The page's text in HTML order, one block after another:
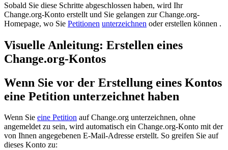
Sobald Sie diese Schritte abgeschlossen haben, wird Ihr
Change.org-Konto erstellt und Sie gelangen zur Change.org-
Homepage, wo Sie Petitionen unterzeichnen oder erstellen können .
Visuelle Anleitung: Erstellen eines
Change.org-Kontos
Wenn Sie vor der Erstellung eines Kontos
eine Petition unterzeichnet haben
Wenn Sie eine Petition auf Change.org unterzeichnen, ohne
angemeldet zu sein, wird automatisch ein Change.org-Konto mit der
von Ihnen angegebenen E-Mail-Adresse erstellt. So greifen Sie auf
dieses Konto zu: